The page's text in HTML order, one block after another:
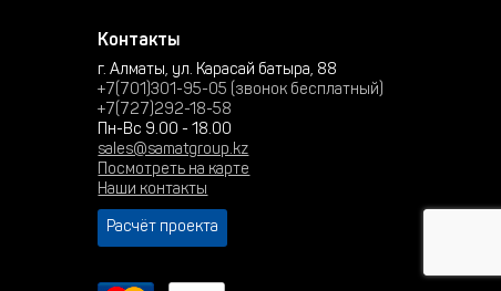
Контакты
г. Алматы, ул. Карасай батыра, 88
+7(701)301-95-05 (звонок бесплатный)
+7(727)292-18-58
Пн-Вс 9.00 - 18.00
sales@samatgroup.kz
Посмотреть на карте
Наши контакты
Расчёт проекта